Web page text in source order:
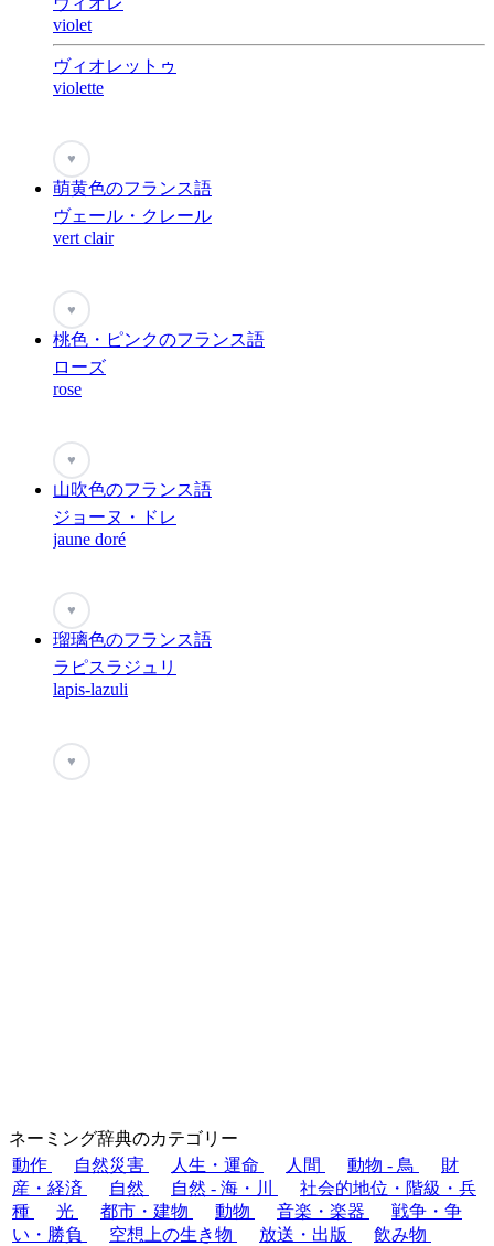
violet
ヴィオレットゥ
violette
♥
萌黄色のフランス語
ヴェール・クレール
vert clair
♥
桃色・ピンクのフランス語
ローズ
rose
♥
山吹色のフランス語
ジョーヌ・ドレ
jaune doré
♥
瑠璃色のフランス語
ラピスラジュリ
lapis-lazuli
♥
ネーミング辞典のカテゴリー
動作
自然災害 人生・運命 人間 動物 - 鳥
財
産・経済
自然 自然 - 海・川
社会的地位・階級・兵
種
光 都市・建物 動物 音楽・楽器
戦争・争
い・勝負
空想上の生き物 放送・出版
飲み物